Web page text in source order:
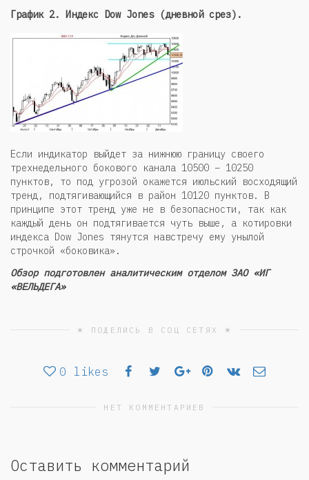
График 2. Индекс Dow Jones (дневной срез).
Если индикатор выйдет за нижнюю границу своего
трехнедельного бокового канала 10500 – 10250
пунктов, то под угрозой окажется июльский восходящий
тренд, подтягивающийся в район 10120 пунктов. В
принципе этот тренд уже не в безопасности, так как
каждый день он подтягивается чуть выше, а котировки
индекса Dow Jones тянутся навстречу ему унылой
строчкой «боковика».
Обзор подготовлен аналитическим отделом ЗАО «ИГ
«ВЕЛЬДЕГА»
☀ ПОДЕЛИСЬ В СОЦ СЕТЯХ ☀
0 likes
НЕТ КОММЕНТАРИЕВ
Оставить комментарий